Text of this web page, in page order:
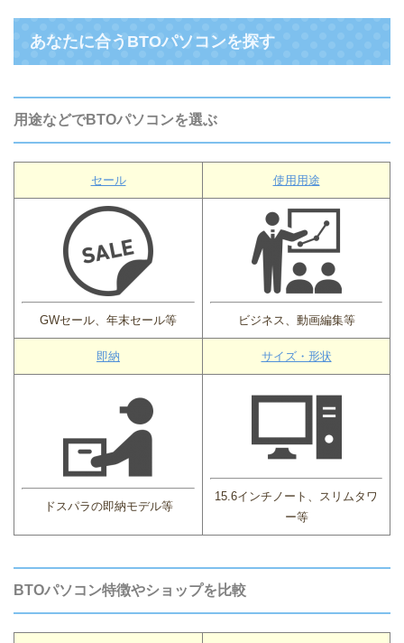
あなたに合うBTOパソコンを探す
用途などでBTOパソコンを選ぶ
セール 使用用途
GWセール、年末セール等 ビジネス、動画編集等
即納 サイズ・形状
ドスパラの即納モデル等
15.6インチノート、スリムタワ
ー等
BTOパソコン特徴やショップを比較